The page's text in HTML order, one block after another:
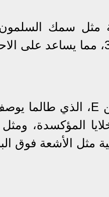
مثل سمك
مثل الأشعة فوق